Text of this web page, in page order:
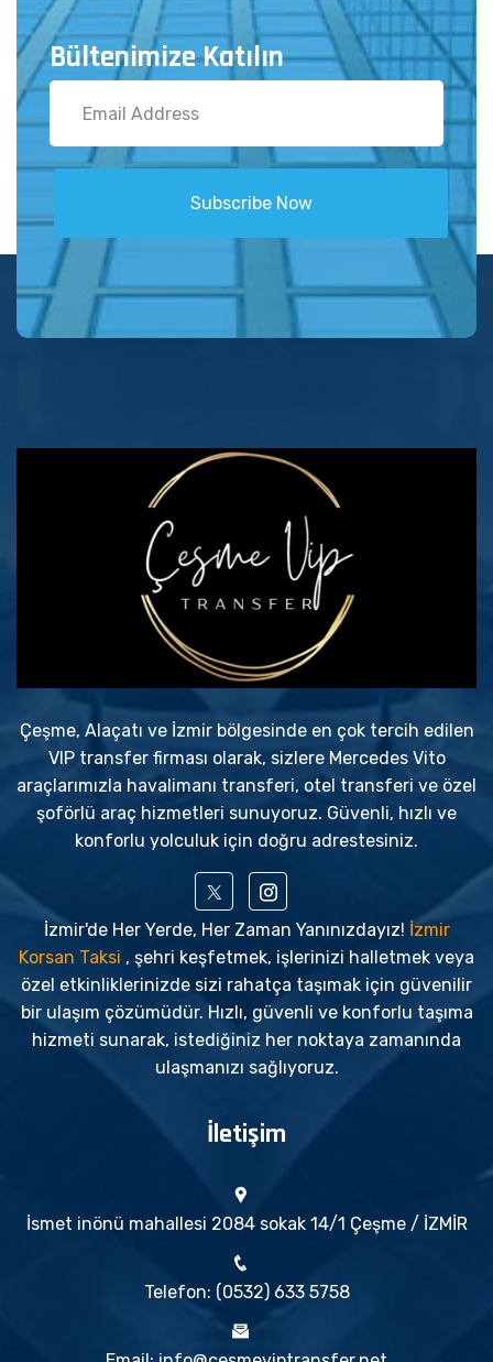
Bültenimize Katılın
Subscribe Now
Çeşme, Alaçatı ve İzmir bölgesinde en çok tercih edilen
VIP transfer firması olarak, sizlere Mercedes Vito
araçlarımızla havalimanı transferi, otel transferi ve özel
şoförlü araç hizmetleri sunuyoruz. Güvenli, hızlı ve
konforlu yolculuk için doğru adrestesiniz.
İzmir'de Her Yerde, Her Zaman Yanınızdayız! İzmir
Korsan Taksi , şehri keşfetmek, işlerinizi halletmek veya
özel etkinliklerinizde sizi rahatça taşımak için güvenilir
bir ulaşım çözümüdür. Hızlı, güvenli ve konforlu taşıma
hizmeti sunarak, istediğiniz her noktaya zamanında
ulaşmanızı sağlıyoruz.
İletişim
İsmet inönü mahallesi 2084 sokak 14/1 Çeşme / İZMİR
Telefon: (0532) 633 5758